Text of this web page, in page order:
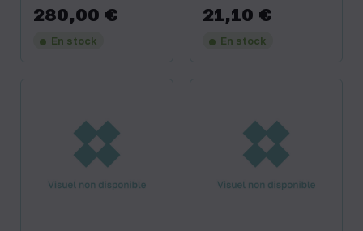
Prix
280,00 €
En stock
Prix
21,10 €
En stock